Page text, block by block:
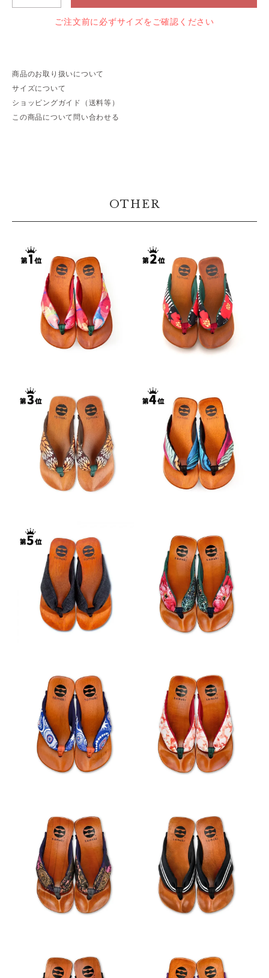
ご注文前に必ずサイズをご確認ください
商品のお取り扱いについて
サイズについて
ショッピングガイド（送料等）
この商品について問い合わせる
OTHER